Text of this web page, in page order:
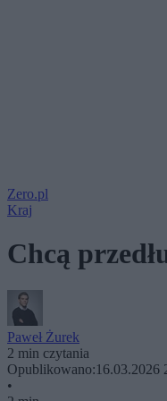
Zero.pl
Kraj
Chcą
Paweł Żurek
2 min czytania
Opublikowano:16.03.2026
•